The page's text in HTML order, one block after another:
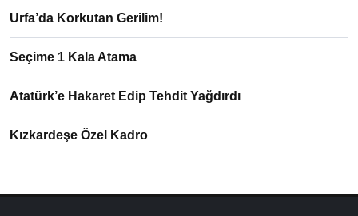
Urfa’da Korkutan Gerilim!
Seçime 1 Kala Atama
Atatürk’e Hakaret Edip Tehdit Yağdırdı
Kızkardeşe Özel Kadro